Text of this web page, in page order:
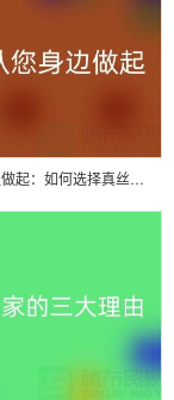
环保从身边做起：如何选择真丝服装回收厂家